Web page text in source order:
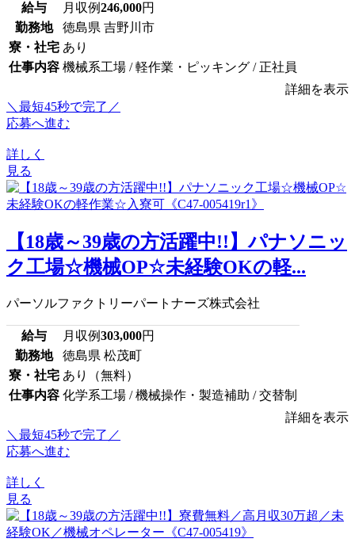
給与 月収例246,000円
勤務地
徳島県 吉野川市
寮・社宅 あり
仕事内容 機械系工場 / 軽作業・ピッキング / 正社員
詳細を表示
＼最短45秒で完了／
応募へ進む
詳しく
見る
【18歳～39歳の方活躍中!!】パナソニッ
ク工場☆機械OP☆未経験OKの軽...
パーソルファクトリーパートナーズ株式会社
給与 月収例303,000円
勤務地
徳島県 松茂町
寮・社宅 あり（無料）
仕事内容 化学系工場 / 機械操作・製造補助 / 交替制
詳細を表示
＼最短45秒で完了／
応募へ進む
詳しく
見る